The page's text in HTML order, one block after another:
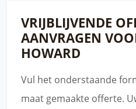
VRIJBLIJVENDE
AANVRAGEN
HOWARD
Vul het onderstaande
maat gemaakte offerte.